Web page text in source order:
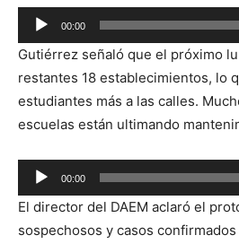
Reproductor
de
audio
00:00
Gutiérrez señaló que el próximo
restantes 18 establecimientos, lo
estudiantes más a las calles.
escuelas están ultimando
Reproductor
de
audio
00:00
El director del DAEM aclaró el
sospechosos y casos